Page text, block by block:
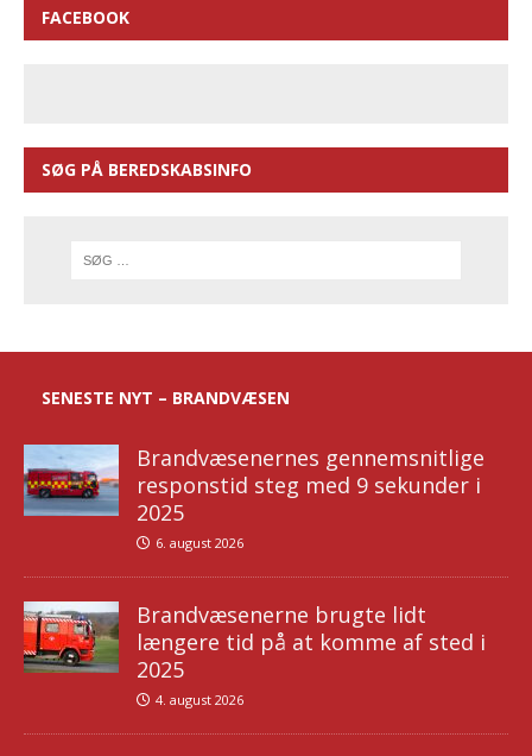
FACEBOOK
SØG PÅ BEREDSKABSINFO
SENESTE NYT – BRANDVÆSEN
Brandvæsenernes gennemsnitlige
responstid steg med 9 sekunder i
2025
6. august 2026
Brandvæsenerne brugte lidt
længere tid på at komme af sted i
2025
4. august 2026